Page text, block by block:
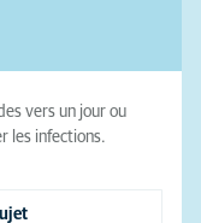
vers un jour ou
les infections.